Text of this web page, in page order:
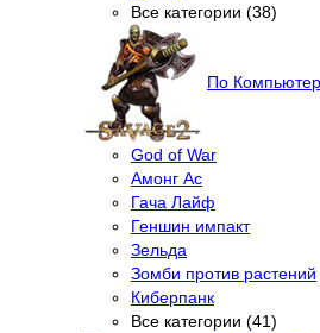
Все категории (38)
По
God of War
Амонг Ас
Гача Лайф
Геншин импакт
Зельда
Зомби против растений
Киберпанк
Все категории (41)